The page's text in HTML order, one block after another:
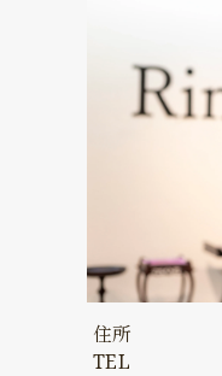
住所
TEL